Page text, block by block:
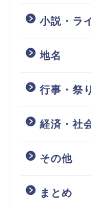
小説・ラ
地名
行事・祭
経済・社
その他
まとめ